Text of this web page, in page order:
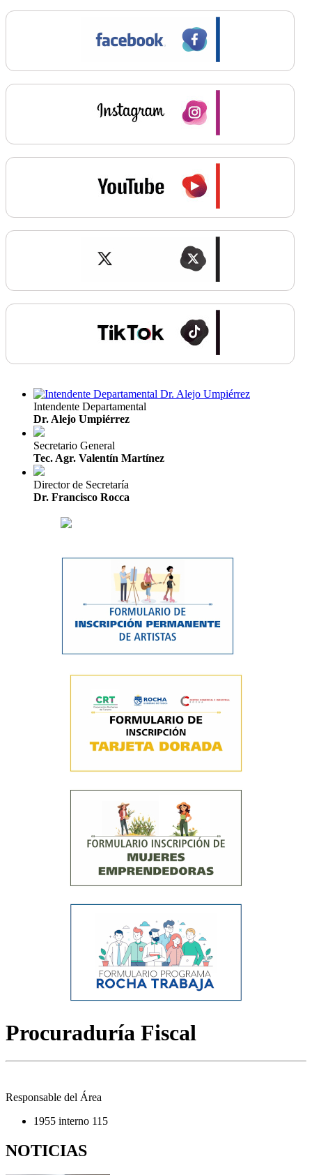
Intendente Departamental
Dr. Alejo Umpiérrez
Secretario General
Tec. Agr. Valentín Martínez
Director de Secretaría
Dr. Francisco Rocca
Procuraduría Fiscal
Responsable del Área
1955 interno 115
NOTICIAS